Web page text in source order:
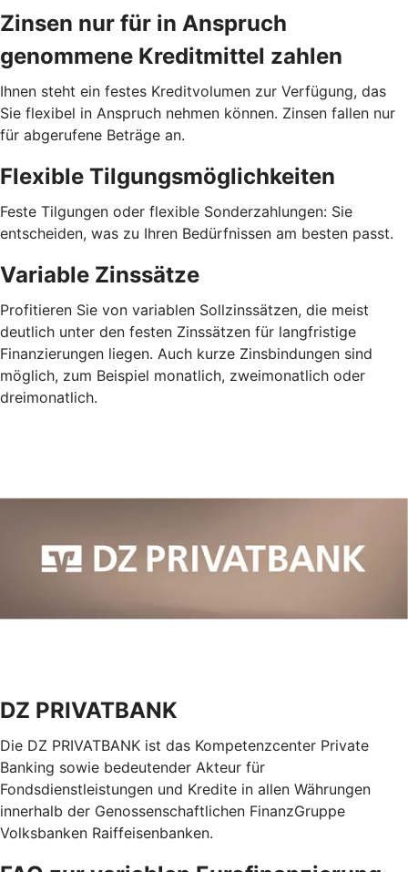
Zinsen nur für in Anspruch
genommene Kreditmittel zahlen
Ihnen steht ein festes Kreditvolumen zur Verfügung, das
Sie flexibel in Anspruch nehmen können. Zinsen fallen nur
für abgerufene Beträge an.
Flexible Tilgungsmöglichkeiten
Feste Tilgungen oder flexible Sonderzahlungen: Sie
entscheiden, was zu Ihren Bedürfnissen am besten passt.
Variable Zinssätze
Profitieren Sie von variablen Sollzinssätzen, die meist
deutlich unter den festen Zinssätzen für langfristige
Finanzierungen liegen. Auch kurze Zinsbindungen sind
möglich, zum Beispiel monatlich, zweimonatlich oder
dreimonatlich.
DZ PRIVATBANK
Die DZ PRIVATBANK ist das Kompetenzcenter Private
Banking sowie bedeutender Akteur für
Fondsdienstleistungen und Kredite in allen Währungen
innerhalb der Genossenschaftlichen FinanzGruppe
Volksbanken Raiffeisenbanken.